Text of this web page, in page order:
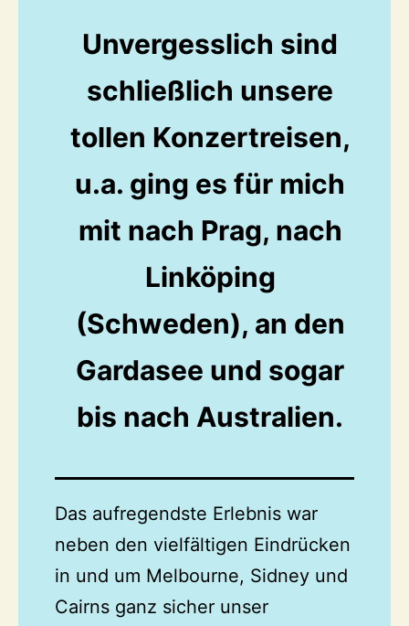
Unvergesslich sind
schließlich unsere
tollen Konzertreisen,
u.a. ging es für mich
mit nach Prag, nach
Linköping
(Schweden), an den
Gardasee und sogar
bis nach Australien.
Das aufregendste Erlebnis war
neben den vielfältigen Eindrücken
in und um Melbourne, Sidney und
Cairns ganz sicher unser